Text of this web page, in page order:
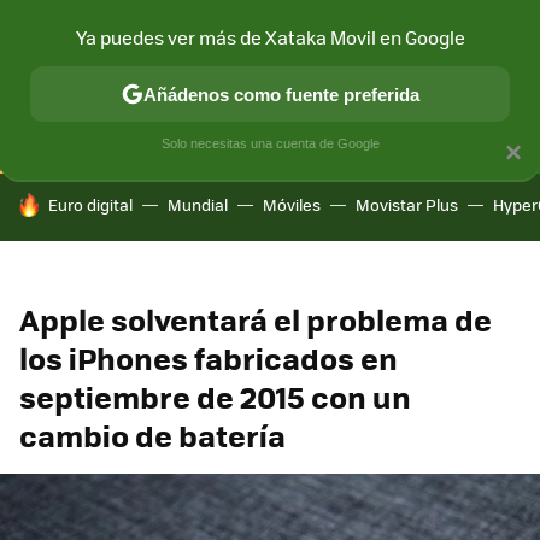
CONECTIVIDAD MÓVIL Y SOCIEDAD APLICACIONES
HOY SE HABLA DE
Euro digital Mundial Móviles Movistar Plus
Apple solventará el problema de
los iPhones fabricados en
septiembre de 2015 con un
cambio de batería
×
Ya puedes ver más de Xataka Movil en Google
Añádenos como fuente preferida
Solo necesitas una cuenta de Google